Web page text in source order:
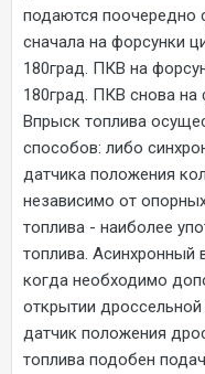
подаются поочередно
сначала на форсунки
180град. ПКВ на
180град. ПКВ снова на
Впрыск топлива
способов: либо
датчика положения
независимо от
топлива - наиболее
топлива. Асинхронный
когда необходимо
открытии дроссельной
датчик положения
топлива подобен